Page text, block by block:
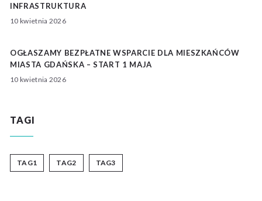
INFRASTRUKTURA
10 kwietnia 2026
OGŁASZAMY BEZPŁATNE WSPARCIE DLA MIESZKAŃCÓW
MIASTA GDAŃSKA – START 1 MAJA
10 kwietnia 2026
TAGI
TAG1 TAG2 TAG3